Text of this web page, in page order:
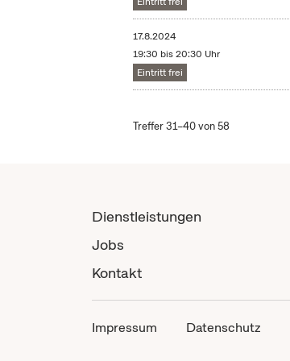
17.8.2024
19:30 bis 20:30 Uhr
Eintritt frei
Treffer 31–40 von 58
Dienstleistungen
Jobs
Kontakt
Impressum Datenschutz